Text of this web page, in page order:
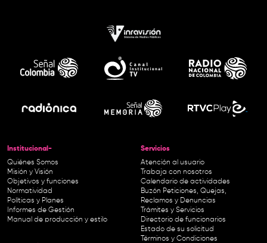
Institucional-
Quiénes Somos
Misión y Visión
Objetivos y funciones
Normatividad
Políticas y Planes
Informes de Gestión
Manual de producción y estilo
Servicios
Atención al usuario
Trabaja con nosotros
Calendario de actividades
Buzón Peticiones, Quejas,
Reclamos y Denuncias
Trámites y Servicios
Directorio de funcionarios
Estado de su solicitud
Términos y Condiciones